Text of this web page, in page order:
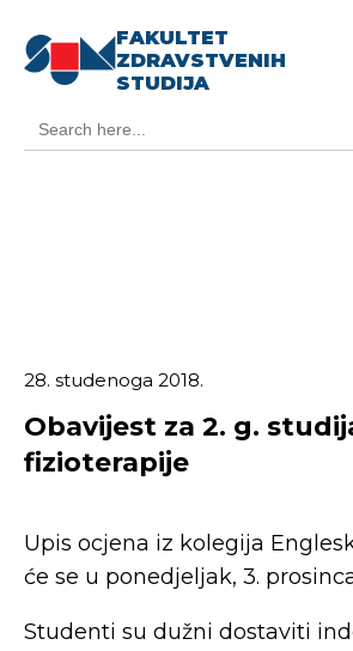
FAKULTET
ZDRAVSTVENIH
STUDIJA
for:
28. studenoga 2018.
Obavijest za 2. g.
fizioterapije
Upis ocjena iz kolegija
će se u ponedjeljak, 3.
Studenti su dužni dostaviti